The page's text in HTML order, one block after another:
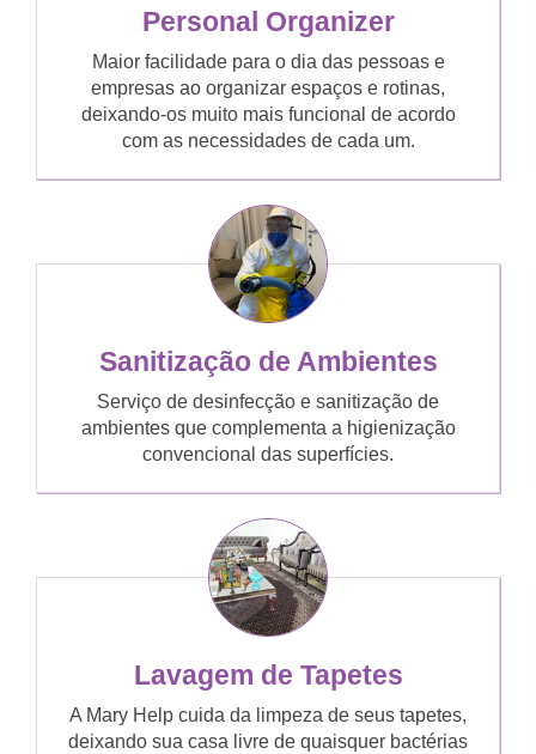
Personal Organizer
Maior facilidade para o dia das pessoas e
empresas ao organizar espaços e rotinas,
deixando-os muito mais funcional de acordo
com as necessidades de cada um.
Sanitização de Ambientes
Serviço de desinfecção e sanitização de
ambientes que complementa a higienização
convencional das superfícies.
Lavagem de Tapetes
A Mary Help cuida da limpeza de seus tapetes,
deixando sua casa livre de quaisquer bactérias